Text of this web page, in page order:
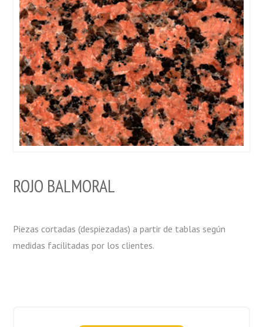
ROJO BALMORAL
Piezas cortadas (despiezadas) a partir de tablas según
medidas facilitadas por los clientes.